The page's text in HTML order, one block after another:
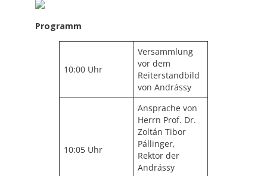
Programm
10:00 Uhr
Versammlung
vor dem
Reiterstandbild
von Andrássy
10:05 Uhr
Ansprache von
Herrn Prof. Dr.
Zoltán Tibor
Pállinger,
Rektor der
Andrássy